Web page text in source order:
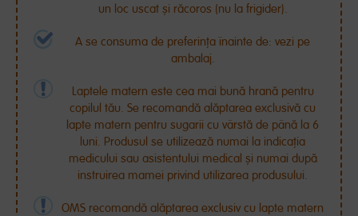
un loc uscat și răcoros (nu la frigider).
A se consuma de preferința înainte de: vezi pe
ambalaj.
Laptele matern este cea mai bună hrană pentru
copilul tău. Se recomandă alăptarea exclusivă cu
lapte matern pentru sugarii cu vârstă de până la 6
luni. Produsul se utilizează numai la indicația
medicului sau asistentului medical și numai după
instruirea mamei privind utilizarea produsului.
OMS recomandă alăptarea exclusiv cu lapte matern